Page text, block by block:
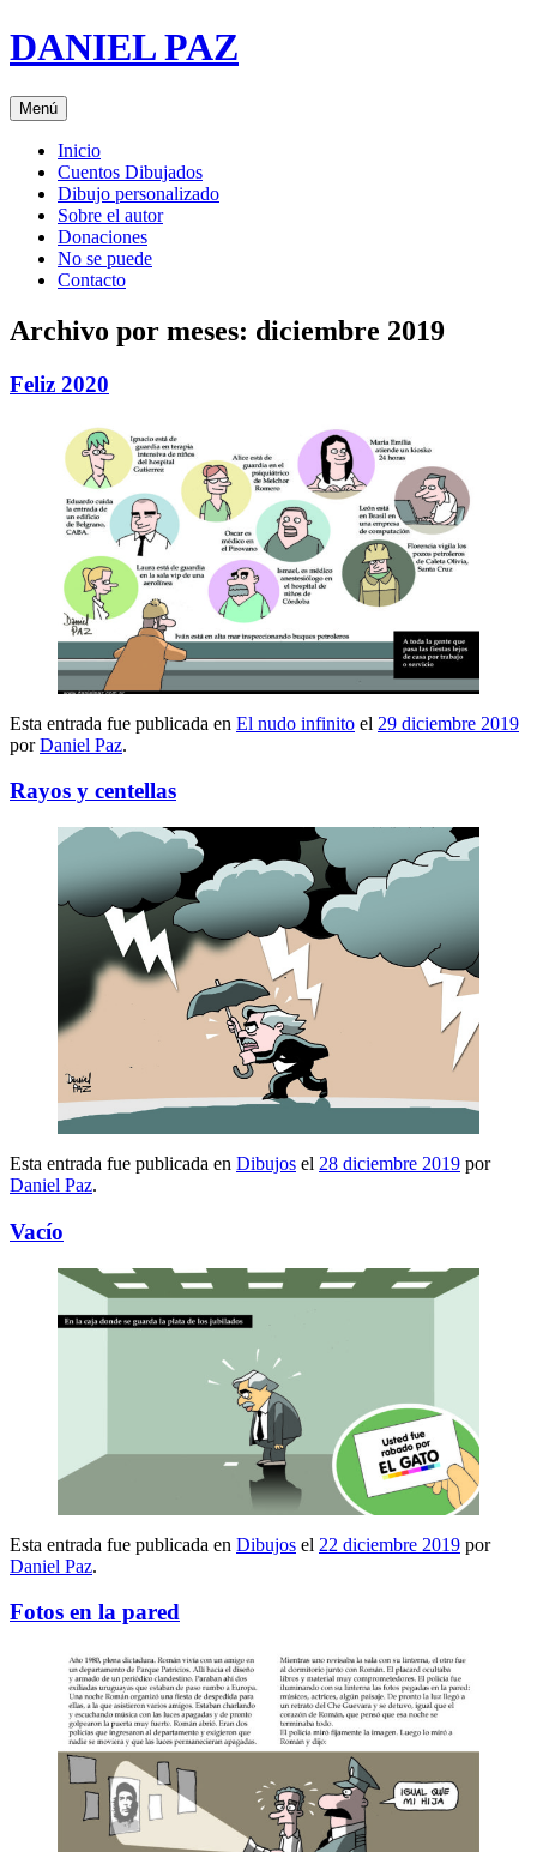
Saltar
al
DANIEL PAZ
Menú
Inicio
Cuentos Dibujados
Dibujo personalizado
Sobre el autor
Donaciones
No se puede
Contacto
Archivo por meses: diciembre 2019
Feliz 2020
Esta entrada fue publicada en El nudo infinito el 29 diciembre 2019
porDaniel Paz.
Rayos y centellas
Esta entrada fue publicada en Dibujos el 28 diciembre 2019 por
Daniel Paz.
Vacío
Esta entrada fue publicada en Dibujos el 22 diciembre 2019 por
Daniel Paz.
Fotos en la pared